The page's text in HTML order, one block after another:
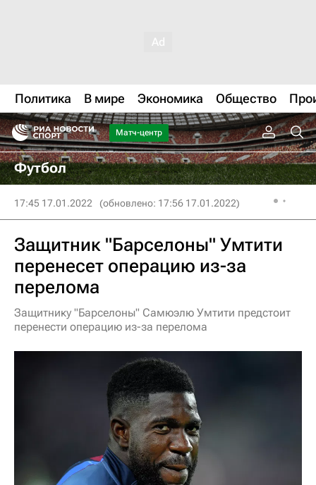
Политика В мире Экономика Общество
Матч-центр
Футбол
17:45 17.01.2022 (обновлено: 17:56 17.01.2022)
Защитник "Барселоны" Умтити
перенесет операцию из-за
перелома
Защитнику "Барселоны" Самюэлю Умтити предстоит
перенести операцию из-за перелома